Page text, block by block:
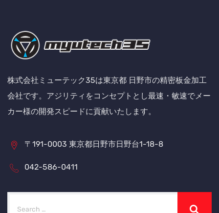
株式会社ミューテック35は東京都 日野市の精密板金加工
会社です。アジリティをコンセプトとし最速・敏速でメー
カー様の開発スピードに貢献いたします。
〒191-0003 東京都日野市日野台1-18-8
042-586-0411